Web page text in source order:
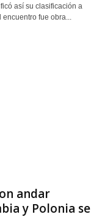
así su clasificación a
encuentro fue obra...
andar
y Polonia se